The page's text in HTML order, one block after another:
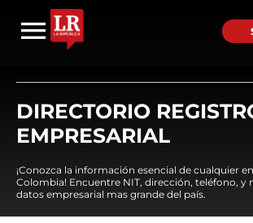
DIRECTORIO
EMPRESARIAL
¡Conozca la información esencial de cualquier
Colombia! Encuentre NIT, dirección, teléfono, y
datos empresarial mas grande del país.